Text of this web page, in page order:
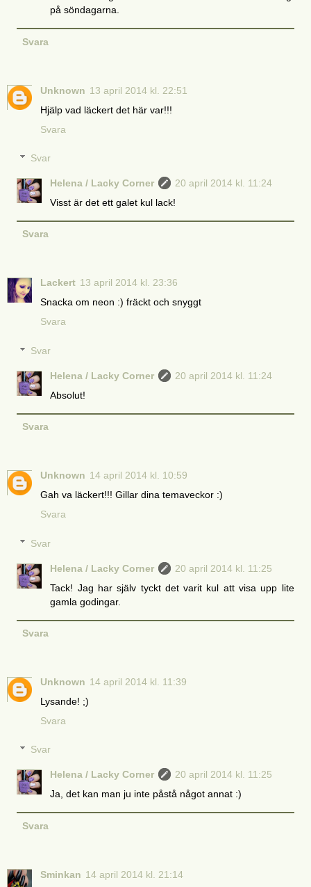
på söndagarna.
Svara
Unknown 13 april 2014 kl. 22:51
Hjälp vad läckert det här var!!!
Svara
Svar
Helena / Lacky Corner
20 april 2014 kl. 11:24
Visst är det ett galet kul lack!
Svara
Lackert 13 april 2014 kl. 23:36
Snacka om neon :) fräckt och snyggt
Svara
Svar
Helena / Lacky Corner
20 april 2014 kl. 11:24
Absolut!
Svara
Unknown 14 april 2014 kl. 10:59
Gah va läckert!!! Gillar dina temaveckor :)
Svara
Svar
Helena / Lacky Corner
20 april 2014 kl. 11:25
Tack! Jag har själv tyckt det varit kul att visa upp lite
gamla godingar.
Svara
Unknown 14 april 2014 kl. 11:39
Lysande! ;)
Svara
Svar
Helena / Lacky Corner
20 april 2014 kl. 11:25
Ja, det kan man ju inte påstå något annat :)
Svara
Sminkan 14 april 2014 kl. 21:14